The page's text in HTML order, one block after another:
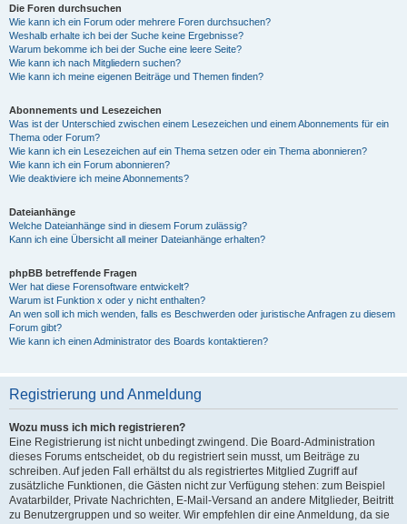
Die Foren durchsuchen
Wie kann ich ein Forum oder mehrere Foren durchsuchen?
Weshalb erhalte ich bei der Suche keine Ergebnisse?
Warum bekomme ich bei der Suche eine leere Seite?
Wie kann ich nach Mitgliedern suchen?
Wie kann ich meine eigenen Beiträge und Themen finden?
Abonnements und Lesezeichen
Was ist der Unterschied zwischen einem Lesezeichen und einem Abonnements für ein
Thema oder Forum?
Wie kann ich ein Lesezeichen auf ein Thema setzen oder ein Thema abonnieren?
Wie kann ich ein Forum abonnieren?
Wie deaktiviere ich meine Abonnements?
Dateianhänge
Welche Dateianhänge sind in diesem Forum zulässig?
Kann ich eine Übersicht all meiner Dateianhänge erhalten?
phpBB betreffende Fragen
Wer hat diese Forensoftware entwickelt?
Warum ist Funktion x oder y nicht enthalten?
An wen soll ich mich wenden, falls es Beschwerden oder juristische Anfragen zu diesem
Forum gibt?
Wie kann ich einen Administrator des Boards kontaktieren?
Registrierung und Anmeldung
Wozu muss ich mich registrieren?
Eine Registrierung ist nicht unbedingt zwingend. Die Board-Administration
dieses Forums entscheidet, ob du registriert sein musst, um Beiträge zu
schreiben. Auf jeden Fall erhältst du als registriertes Mitglied Zugriff auf
zusätzliche Funktionen, die Gästen nicht zur Verfügung stehen: zum Beispiel
Avatarbilder, Private Nachrichten, E-Mail-Versand an andere Mitglieder, Beitritt
zu Benutzergruppen und so weiter. Wir empfehlen dir eine Anmeldung, da sie